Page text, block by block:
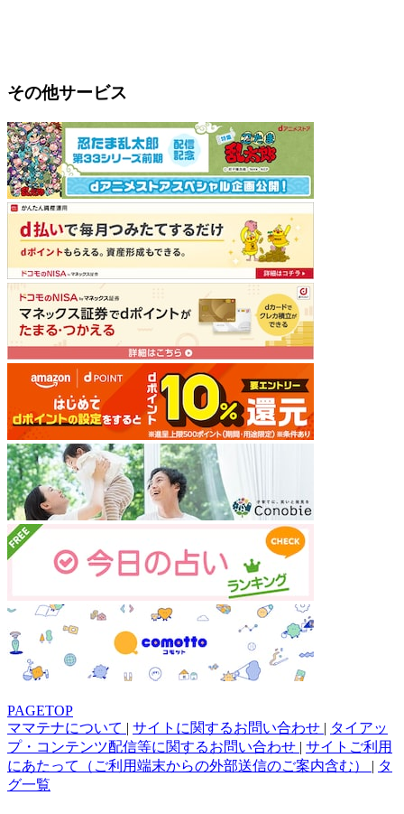
その他サービス
PAGETOP
ママテナについて | サイトに関するお問い合わせ | タイアッ
プ・コンテンツ配信等に関するお問い合わせ | サイトご利用
にあたって（ご利用端末からの外部送信のご案内含む） | タ
グ一覧